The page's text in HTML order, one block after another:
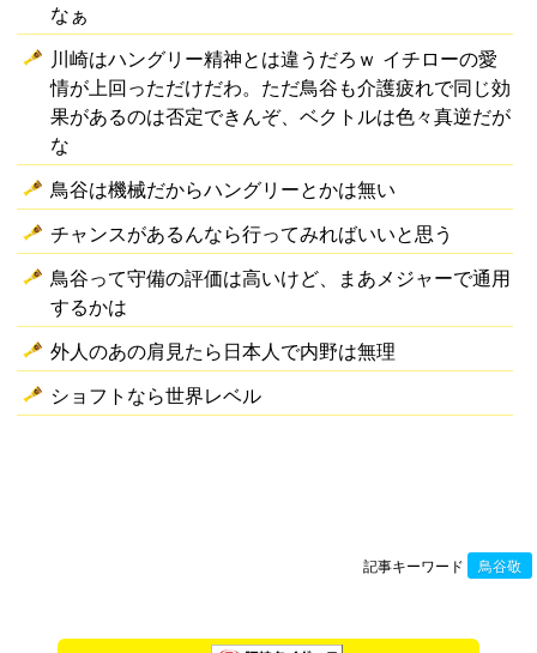
なぁ
川崎はハングリー精神とは違うだろｗ イチローの愛
情が上回っただけだわ。ただ鳥谷も介護疲れで同じ効
果があるのは否定できんぞ、ベクトルは色々真逆だが
な
鳥谷は機械だからハングリーとかは無い
チャンスがあるんなら行ってみればいいと思う
鳥谷って守備の評価は高いけど、まあメジャーで通用
するかは
外人のあの肩見たら日本人で内野は無理
ショフトなら世界レベル
記事キーワード 鳥谷敬